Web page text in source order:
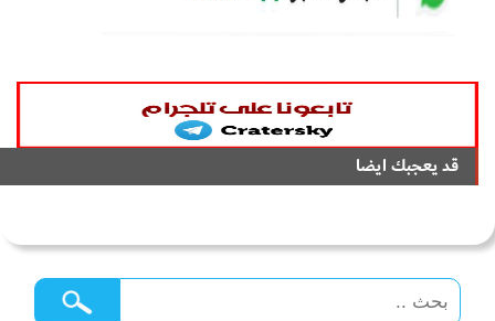
قد يعجبك ايضا